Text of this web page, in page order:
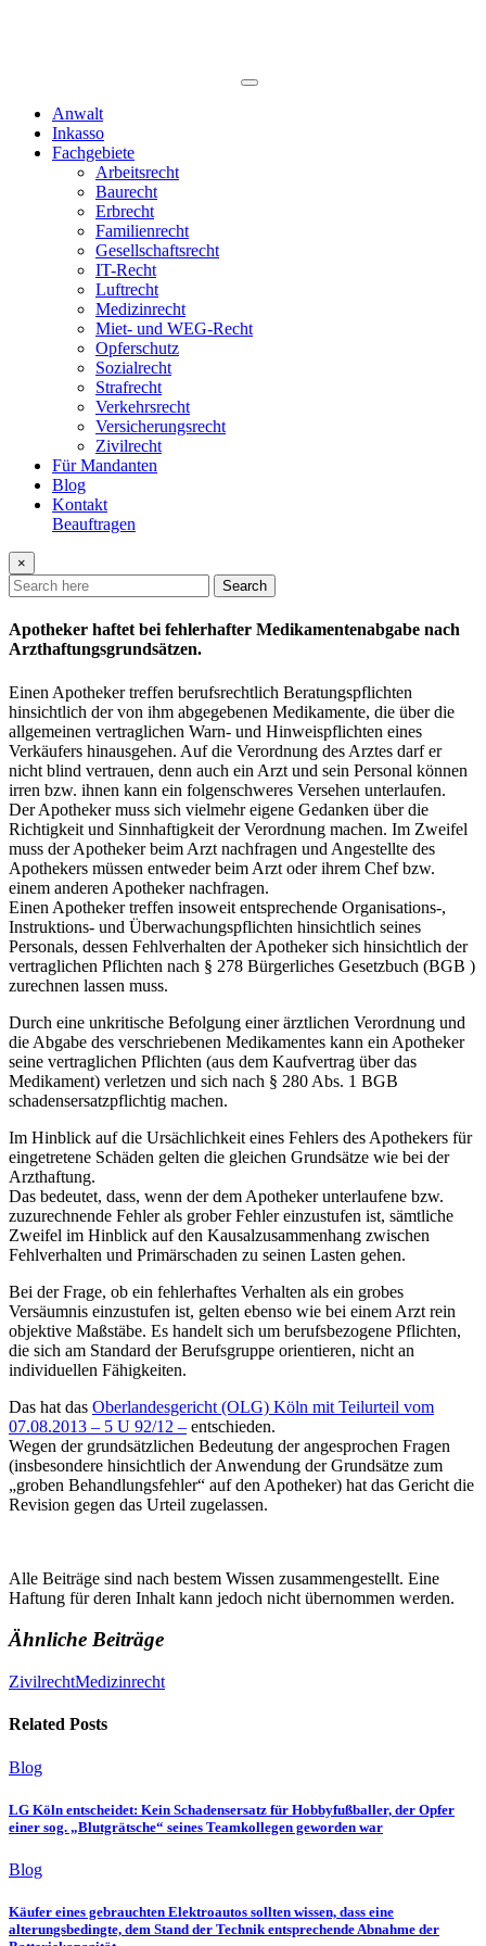
Anwalt
Inkasso
Fachgebiete
Arbeitsrecht
Baurecht
Erbrecht
Familienrecht
Gesellschaftsrecht
IT-Recht
Luftrecht
Medizinrecht
Miet- und WEG-Recht
Opferschutz
Sozialrecht
Strafrecht
Verkehrsrecht
Versicherungsrecht
Zivilrecht
Für Mandanten
Blog
Kontakt
Beauftragen
×
Search
Apotheker haftet bei fehlerhafter Medikamentenabgabe nach
Arzthaftungsgrundsätzen.
Einen Apotheker treffen berufsrechtlich Beratungspflichten
hinsichtlich der von ihm abgegebenen Medikamente, die über die
allgemeinen vertraglichen Warn- und Hinweispflichten eines
Verkäufers hinausgehen. Auf die Verordnung des Arztes darf er
nicht blind vertrauen, denn auch ein Arzt und sein Personal können
irren bzw. ihnen kann ein folgenschweres Versehen unterlaufen.
Der Apotheker muss sich vielmehr eigene Gedanken über die
Richtigkeit und Sinnhaftigkeit der Verordnung machen. Im Zweifel
muss der Apotheker beim Arzt nachfragen und Angestellte des
Apothekers müssen entweder beim Arzt oder ihrem Chef bzw.
einem anderen Apotheker nachfragen.
Einen Apotheker treffen insoweit entsprechende Organisations-,
Instruktions- und Überwachungspflichten hinsichtlich seines
Personals, dessen Fehlverhalten der Apotheker sich hinsichtlich der
vertraglichen Pflichten nach § 278 Bürgerliches Gesetzbuch (BGB )
zurechnen lassen muss.
Durch eine unkritische Befolgung einer ärztlichen Verordnung und
die Abgabe des verschriebenen Medikamentes kann ein Apotheker
seine vertraglichen Pflichten (aus dem Kaufvertrag über das
Medikament) verletzen und sich nach § 280 Abs. 1 BGB
schadensersatzpflichtig machen.
Im Hinblick auf die Ursächlichkeit eines Fehlers des Apothekers für
eingetretene Schäden gelten die gleichen Grundsätze wie bei der
Arzthaftung.
Das bedeutet, dass, wenn der dem Apotheker unterlaufene bzw.
zuzurechnende Fehler als grober Fehler einzustufen ist, sämtliche
Zweifel im Hinblick auf den Kausalzusammenhang zwischen
Fehlverhalten und Primärschaden zu seinen Lasten gehen.
Bei der Frage, ob ein fehlerhaftes Verhalten als ein grobes
Versäumnis einzustufen ist, gelten ebenso wie bei einem Arzt rein
objektive Maßstäbe. Es handelt sich um berufsbezogene Pflichten,
die sich am Standard der Berufsgruppe orientieren, nicht an
individuellen Fähigkeiten.
Das hat das Oberlandesgericht (OLG) Köln mit Teilurteil vom
07.08.2013 – 5 U 92/12 – entschieden.
Wegen der grundsätzlichen Bedeutung der angesprochen Fragen
(insbesondere hinsichtlich der Anwendung der Grundsätze zum
„groben Behandlungsfehler“ auf den Apotheker) hat das Gericht die
Revision gegen das Urteil zugelassen.
Alle Beiträge sind nach bestem Wissen zusammengestellt. Eine
Haftung für deren Inhalt kann jedoch nicht übernommen werden.
Ähnliche Beiträge
ZivilrechtMedizinrecht
Related Posts
Blog
LG Köln entscheidet: Kein Schadensersatz für Hobbyfußballer, der Opfer
einer sog. „Blutgrätsche“ seines Teamkollegen geworden war
Blog
Käufer eines gebrauchten Elektroautos sollten wissen, dass eine
alterungsbedingte, dem Stand der Technik entsprechende Abnahme der